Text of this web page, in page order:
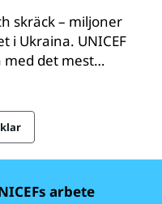
skräck – miljoner
i Ukraina. UNICEF
med det mest
arbete